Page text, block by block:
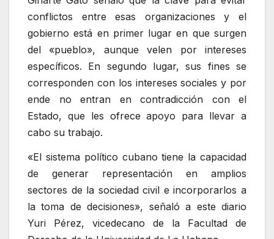
conflictos entre esas organizaciones y el
gobierno está en primer lugar en que surgen
del «pueblo», aunque velen por intereses
específicos. En segundo lugar, sus fines se
corresponden con los intereses sociales y por
ende no entran en contradicción con el
Estado, que les ofrece apoyo para llevar a
cabo su trabajo.
«El sistema político cubano tiene la capacidad
de generar representación en amplios
sectores de la sociedad civil e incorporarlos a
la toma de decisiones», señaló a este diario
Yuri Pérez, vicedecano de la Facultad de